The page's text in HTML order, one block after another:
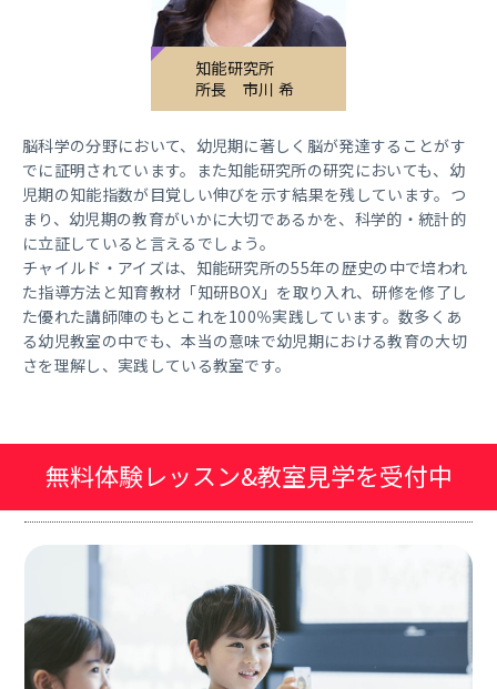
知能研究所
所長
市川 希
脳科学の分野において、幼児期に著しく脳が発達することがす
でに証明されています。また知能研究所の研究においても、幼
児期の知能指数が目覚しい伸びを示す結果を残しています。つ
まり、幼児期の教育がいかに大切であるかを、科学的・統計的
に立証していると言えるでしょう。
チャイルド・アイズは、知能研究所の55年の歴史の中で培われ
た指導方法と知育教材「知研BOX」を取り入れ、研修を修了し
た優れた講師陣のもとこれを100％実践しています。数多くあ
る幼児教室の中でも、本当の意味で幼児期における教育の大切
さを理解し、実践している教室です。
無料体験レッスン&教室見学を受付中